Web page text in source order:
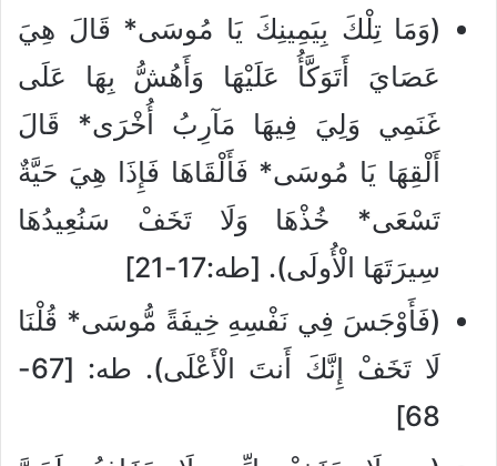
(وَمَا تِلْكَ بِيَمِينِكَ يَا مُوسَى* قَالَ هِيَ
عَصَايَ أَتَوَكَّأُ عَلَيْهَا وَأَهُشُّ بِهَا عَلَى
غَنَمِي وَلِيَ فِيهَا مَآرِبُ أُخْرَى* قَالَ
أَلْقِهَا يَا مُوسَى* فَأَلْقَاهَا فَإِذَا هِيَ حَيَّةٌ
تَسْعَى* خُذْهَا وَلَا تَخَفْ سَنُعِيدُهَا
سِيرَتَهَا الْأُولَى). [طه:17-21]
(فَأَوْجَسَ فِي نَفْسِهِ خِيفَةً مُّوسَى* قُلْنَا
لَا تَخَفْ إِنَّكَ أَنتَ الْأَعْلَى). طه: [67-
68]